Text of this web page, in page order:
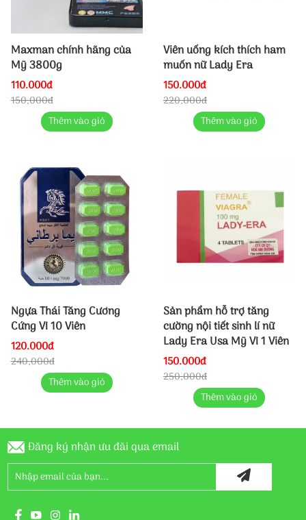
Maxman chính hãng của
Mỹ 3800g
110.000đ
150,000đ
Thêm vào giỏ
Viên uống kích thích ham
muốn nữ Lady Era
150.000đ
220,000đ
Thêm vào giỏ
Ngựa Thái Tăng Cương
Cứng Vỉ 10 Viên
120.000đ
240,000đ
Thêm vào giỏ
Sản phẩm hỗ trợ tăng
cường nội tiết sinh lí nữ
Lady Era Usa Mỹ Vỉ 1 Viên
150.000đ
250,000đ
Thêm vào giỏ
Đăng ký nhận ưu đãi qua email